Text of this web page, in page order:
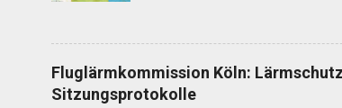
vor 2030 nächtliche
Jahr 2030? Diese Antworten
Kandidaten ist dem Amtsblatt
B90/ Die Grünen | Die Linke |
Fluglärmkommission Köln:
Sitzungsprotokolle